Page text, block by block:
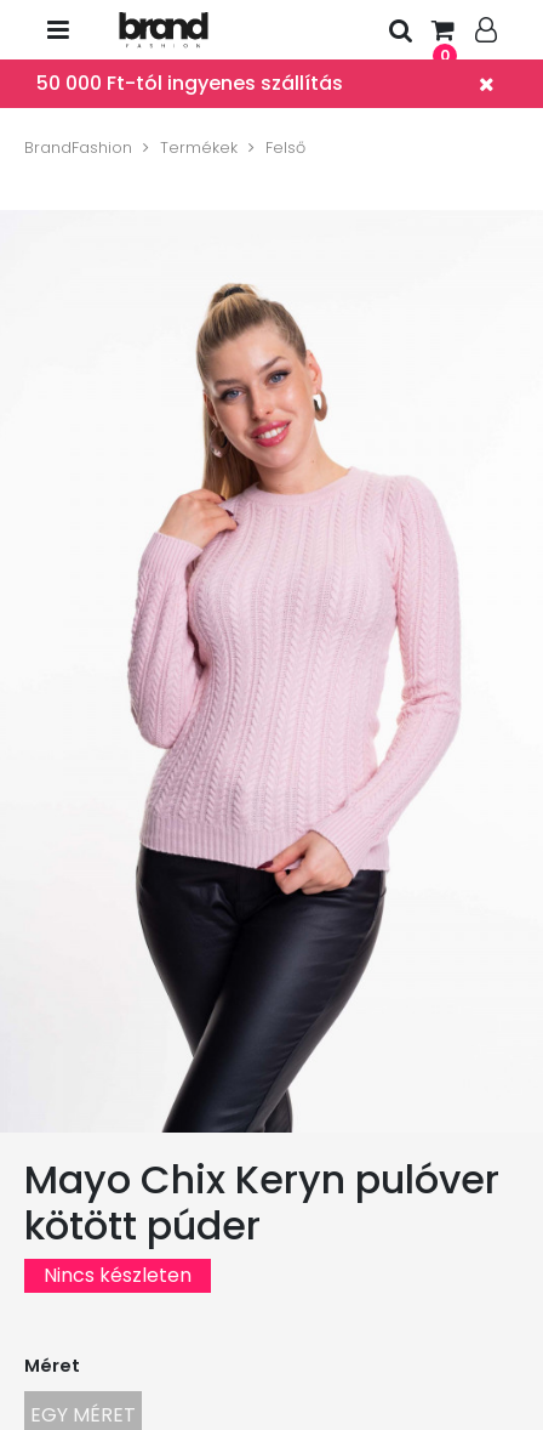
0
50 000 Ft-tól ingyenes szállítás
BrandFashion Termékek Felső
Mayo Chix Keryn pulóver
kötött púder
Nincs készleten
Méret
EGY MÉRET